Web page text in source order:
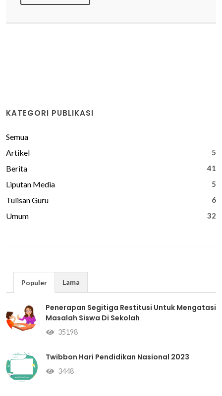
KATEGORI PUBLIKASI
Semua
Artikel
5
Berita 41
Liputan Media 5
Tulisan Guru 6
Umum 32
Populer Lama
Penerapan Segitiga Restitusi Untuk Mengatasi
Masalah Siswa Di Sekolah
35198
Twibbon Hari Pendidikan Nasional 2023
3448